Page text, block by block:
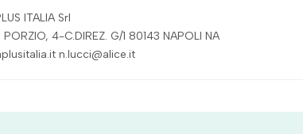
ITALIA Srl
PORZIO, 4-C.DIREZ. G/1 80143 NAPOLI NA
n.lucci@alice.it